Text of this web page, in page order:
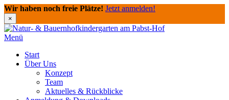
Wir haben noch freie Plätze! Jetzt anmelden!
×
Direkt
zum
Menü
Start
Über Uns
Konzept
Team
Aktuelles & Rückblicke